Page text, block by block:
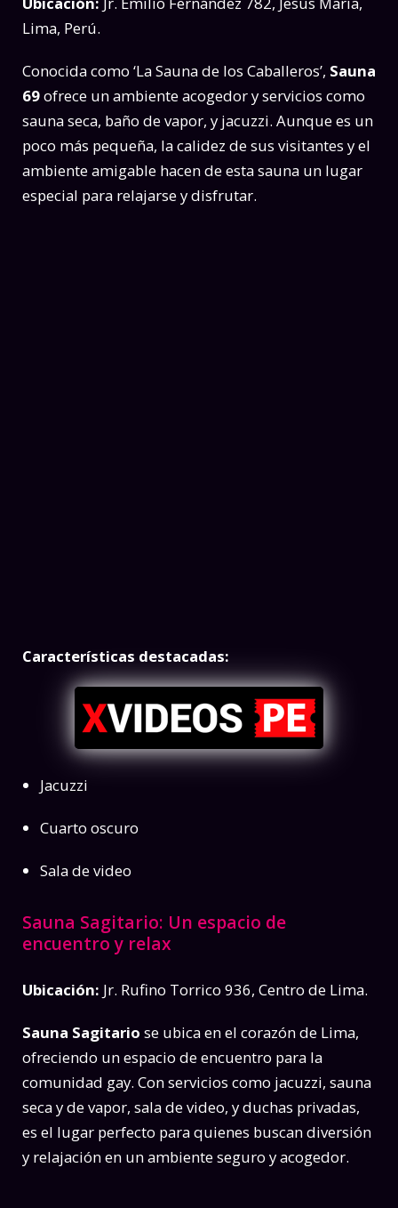
Lima, Perú.
Conocida como ‘La Sauna de los Caballeros’, Sauna
69ofrece un ambiente acogedor y servicios como
sauna seca, baño de vapor, y jacuzzi. Aunque es un
poco más pequeña, la calidez de sus visitantes y el
ambiente amigable hacen de esta sauna un lugar
especial para relajarse y disfrutar.
Características destacadas:
Jacuzzi
Cuarto oscuro
Sala de video
Sauna Sagitario: Un espacio de
encuentro y relax
Ubicación: Jr. Rufino Torrico 936, Centro de Lima.
Sauna Sagitario se ubica en el corazón de Lima,
ofreciendo un espacio de encuentro para la
comunidad gay. Con servicios como jacuzzi, sauna
seca y de vapor, sala de video, y duchas privadas,
es el lugar perfecto para quienes buscan diversión
y relajación en un ambiente seguro y acogedor.